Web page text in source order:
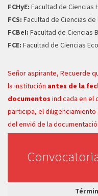
FCHyE: Facultad de Ciencias
FCS: Facultad de Ciencias de
FCBeI: Facultad de Ciencias
FCE: Facultad de Ciencias
Señor aspirante, Recuerde
la institución antes de la
documentos indicada en el
participa, el
del envió de la